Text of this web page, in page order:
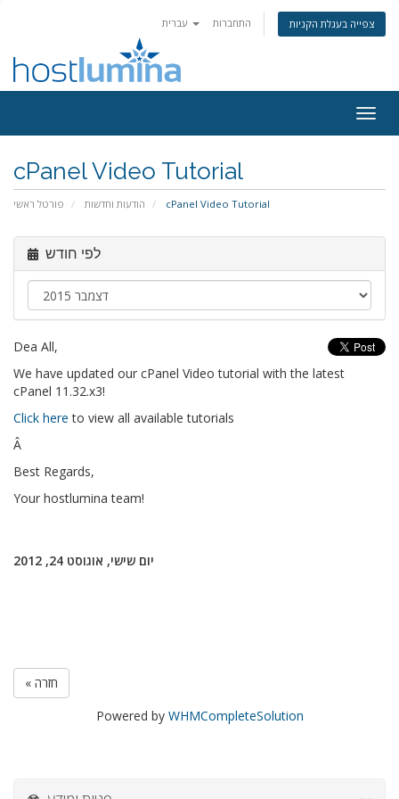
התחברות צפייה בעגלת הקניות
cPanel Video Tutorial
פורטל ראשי הודעות וחדשות cPanel Video Tutorial
לפי חודש
Dea All,
We have updated our cPanel Video tutorial with the latest
cPanel 11.32.x3!
Click hereto view all available tutorials
Â
Best Regards,
Your hostlumina team!
יום שישי, אוגוסט 24, 2012
« חזרה
Powered by WHMCompleteSolution